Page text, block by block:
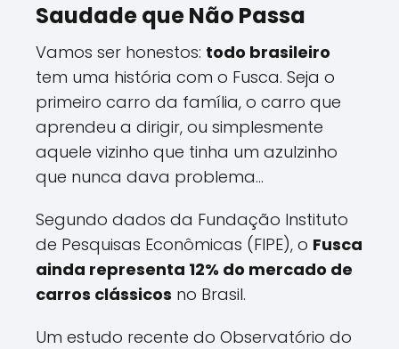
Saudade que Não Passa
Vamos ser honestos: todo brasileiro
tem uma história com o Fusca. Seja o
primeiro carro da família, o carro que
aprendeu a dirigir, ou simplesmente
aquele vizinho que tinha um azulzinho
que nunca dava problema...
Segundo dados da Fundação Instituto
de Pesquisas Econômicas (FIPE), o Fusca
ainda representa 12% do mercado de
carros clássicos no Brasil.
Um estudo recente do Observatório do